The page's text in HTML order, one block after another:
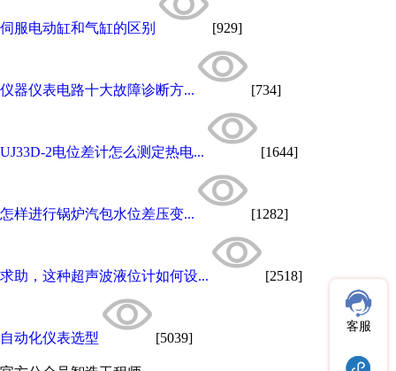
伺服电动缸和气缸的区别 [929]
仪器仪表电路十大故障诊断方... [734]
UJ33D-2电位差计怎么测定热电... [1644]
怎样进行锅炉汽包水位差压变... [1282]
求助，这种超声波液位计如何设... [2518]
自动化仪表选型 [5039]
客服